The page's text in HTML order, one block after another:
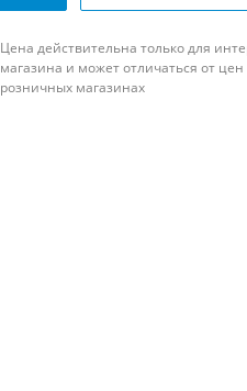
Цена действительна только для
магазина и может отличаться от цен
розничных магазинах